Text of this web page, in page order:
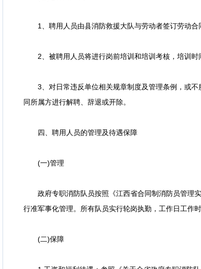
1、聘用人员由县消防救援大队与劳动者签订劳动合
2、被聘用人员将进行岗前培训和培训考核，培训时
3、对日常违反单位相关规章制度及管理条例，或不
同所属方进行解聘、辞退或开除。
四、聘用人员的管理及待遇保障
(一)管理
政府专职消防队员按照《江西省合同制消防员管理实
行准军事化管理。所有队员实行轮岗执勤，工作日工作
(二)保障